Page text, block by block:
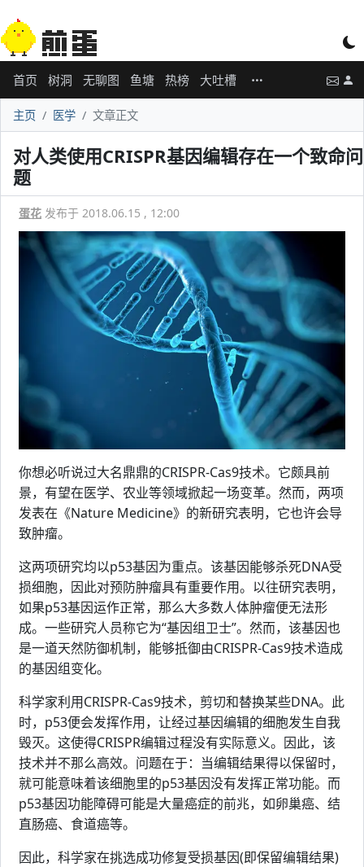
首页 树洞 无聊图 鱼塘 热榜 大吐槽
主页 医学 文章正文
对人类使用CRISPR基因编辑存在一个致命问
题
蛋花 发布于 2018.06.15 , 12:00
你想必听说过大名鼎鼎的CRISPR-Cas9技术。它颇具前
景，有望在医学、农业等领域掀起一场变革。然而，两项
发表在《Nature Medicine》的新研究表明，它也许会导
致肿瘤。
这两项研究均以p53基因为重点。该基因能够杀死DNA受
损细胞，因此对预防肿瘤具有重要作用。以往研究表明，
如果p53基因运作正常，那么大多数人体肿瘤便无法形
成。一些研究人员称它为“基因组卫士”。然而，该基因也
是一道天然防御机制，能够抵御由CRISPR-Cas9技术造成
的基因组变化。
科学家利用CRISPR-Cas9技术，剪切和替换某些DNA。此
时，p53便会发挥作用，让经过基因编辑的细胞发生自我
毁灭。这使得CRISPR编辑过程没有实际意义。因此，该
技术并不那么高效。问题在于：当编辑结果得以保留时，
就可能意味着该细胞里的p53基因没有发挥正常功能。而
p53基因功能障碍可能是大量癌症的前兆，如卵巢癌、结
直肠癌、食道癌等。
因此，科学家在挑选成功修复受损基因(即保留编辑结果)